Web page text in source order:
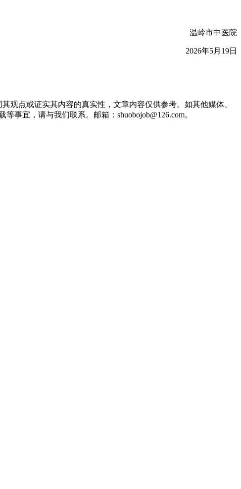
温岭市中医院
2026年5月19日
观点或证实其内容的真实性，文章内容仅供参考。如其他媒体、
事宜，请与我们联系。邮箱：shuobojob@126.com。